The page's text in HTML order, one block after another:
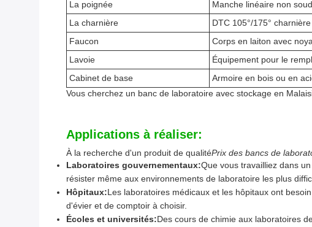
La poignée
Manche linéaire non
La charnière
DTC 105°/175°
Faucon
Corps en laiton avec
Lavoie
Équipement pour le
Cabinet de base
Armoire en bois ou en
Vous cherchez un banc de laboratoire avec stockage en
Applications à réaliser:
À la recherche d'un produit de qualitéPrix des bancs de
Laboratoires gouvernementaux:Que vous travailliez dans
résister même aux environnements de laboratoire les plus
Hôpitaux:Les laboratoires médicaux et les hôpitaux ont
d'évier et de comptoir à choisir.
Écoles et universités:Des cours de chimie aux laboratoires